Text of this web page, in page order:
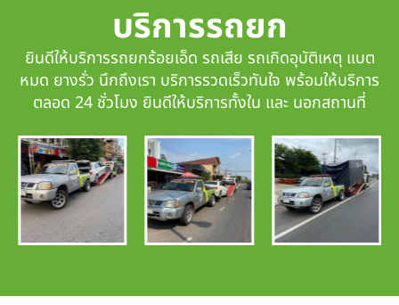
บริการรถยก
ยินดีให้บริการรถยกร้อยเอ็ด รถเสีย รถเกิดอุบัติเหตุ แบต
หมด ยางรั่ว นึกถึงเรา บริการรวดเร็วทันใจ พร้อมให้บริการ
ตลอด 24 ชั่วโมง ยินดีให้บริการทั้งใน และ นอกสถานที่